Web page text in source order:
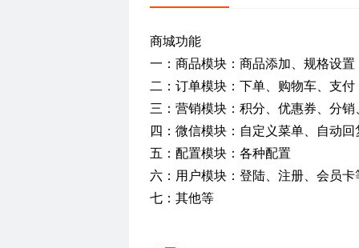
商城功能
一：商品模块：商品添加、规格设
二：订单模块：下单、购物车、支
三：营销模块：积分、优惠券、分
四：微信模块：自定义菜单、自动
五：配置模块：各种配置
六：用户模块：登陆、注册、会员卡
七：其他等